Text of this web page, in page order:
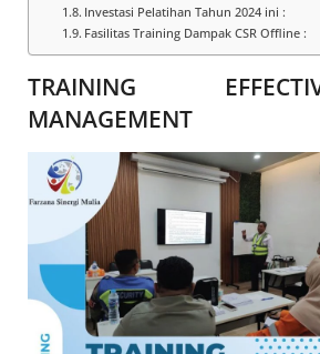
Investasi Pelatihan Tahun 2024 ini :
Fasilitas Training Dampak CSR Offline :
TRAINING
MANAGEMENT